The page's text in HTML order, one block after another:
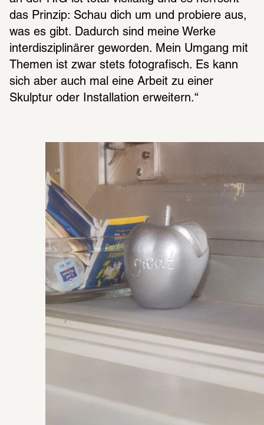
das Prinzip: Schau dich um und probiere aus,
was es gibt. Dadurch sind meine Werke
interdisziplinärer geworden. Mein Umgang mit
Themen ist zwar stets fotografisch. Es kann
sich aber auch mal eine Arbeit zu einer
Skulptur oder Installation erweitern.“